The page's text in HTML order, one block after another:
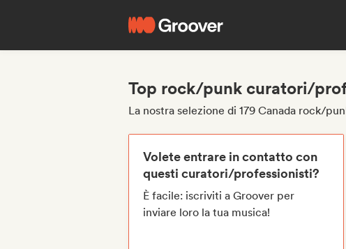
Top rock/punk curatori/
La nostra selezione di 179 Canada rock/
Volete entrare in contatto con
questi curatori/professionisti?
È facile: iscriviti a Groover per
inviare loro la tua musica!